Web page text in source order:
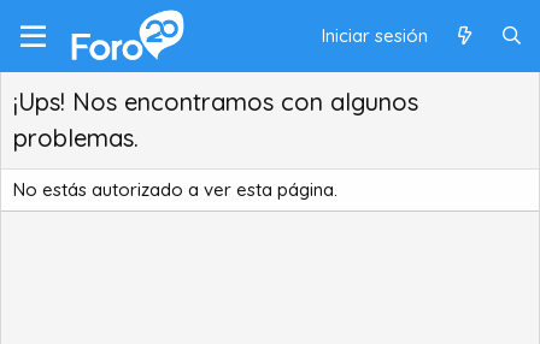
Iniciar sesión
¡Ups! Nos encontramos con algunos
problemas.
No estás autorizado a ver esta página.